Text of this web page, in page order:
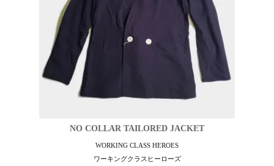
NO COLLAR TAILORED JACKET
WORKING CLASS HEROES
ワーキングクラスヒーローズ